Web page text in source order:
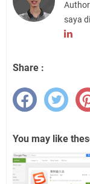
saya
Share :
You may like